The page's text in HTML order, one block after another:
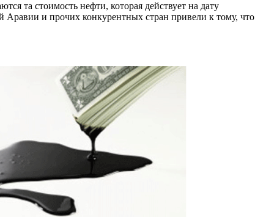
та стоимость нефти, которая действует на дату
и прочих конкурентных стран привели к тому, что